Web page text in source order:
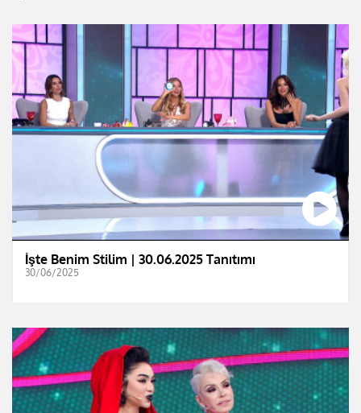
İşte Benim Stilim | 30.06.2025 Tanıtımı
30/06/2025